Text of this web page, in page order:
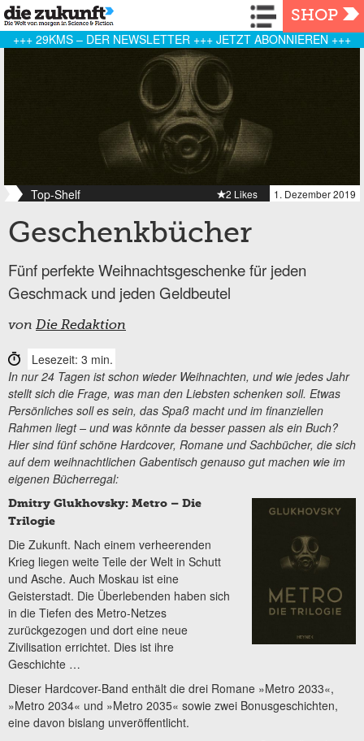
Navigation
SHOP
+++ 29KMS – DER NEWSLETTER +++ JETZT ABONNIEREN +++
Top-Shelf 1. Dezember 2019
2 Likes
Geschenkbücher
Fünf perfekte Weihnachtsgeschenke für jeden
Geschmack und jeden Geldbeutel
von Die Redaktion
Lesezeit: 3 min.
In nur 24 Tagen ist schon wieder Weihnachten, und wie jedes Jahr
stellt sich die Frage, was man den Liebsten schenken soll. Etwas
Persönliches soll es sein, das Spaß macht und im finanziellen
Rahmen liegt – und was könnte da besser passen als ein Buch?
Hier sind fünf schöne Hardcover, Romane und Sachbücher, die sich
auf dem weihnachtlichen Gabentisch genauso gut machen wie im
eigenen Bücherregal:
Dmitry Glukhovsky: Metro – Die
Trilogie
Die Zukunft. Nach einem verheerenden
Krieg liegen weite Teile der Welt in Schutt
und Asche. Auch Moskau ist eine
Geisterstadt. Die Überlebenden haben sich
in die Tiefen des Metro-Netzes
zurückgezogen und dort eine neue
Zivilisation errichtet. Dies ist ihre
Geschichte …
Dieser Hardcover-Band enthält die drei Romane »Metro 2033«,
»Metro 2034« und »Metro 2035« sowie zwei Bonusgeschichten,
eine davon bislang unveröffentlicht.